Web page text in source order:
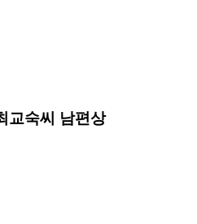
교숙씨 남편상